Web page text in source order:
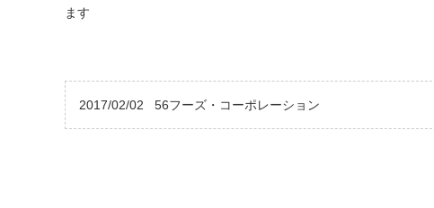
ます
2017/02/02 56フーズ・コーポレーション